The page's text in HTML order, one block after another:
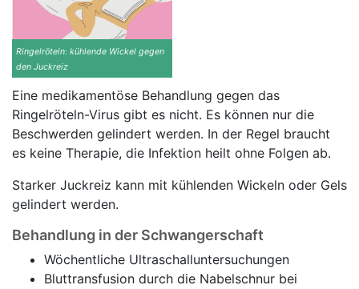
Ringelröteln: kühlende Wickel gegen
den Juckreiz
Eine medikamentöse Behandlung gegen das
Ringelröteln-Virus gibt es nicht. Es können nur die
Beschwerden gelindert werden. In der Regel braucht
es keine Therapie, die Infektion heilt ohne Folgen ab.
Starker Juckreiz kann mit kühlenden Wickeln oder Gels
gelindert werden.
Behandlung in der Schwangerschaft
Wöchentliche Ultraschalluntersuchungen
Bluttransfusion durch die Nabelschnur bei